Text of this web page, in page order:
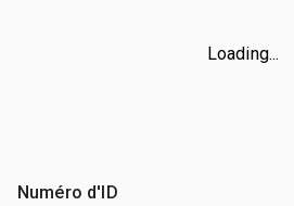
Loading...
Numéro d'ID